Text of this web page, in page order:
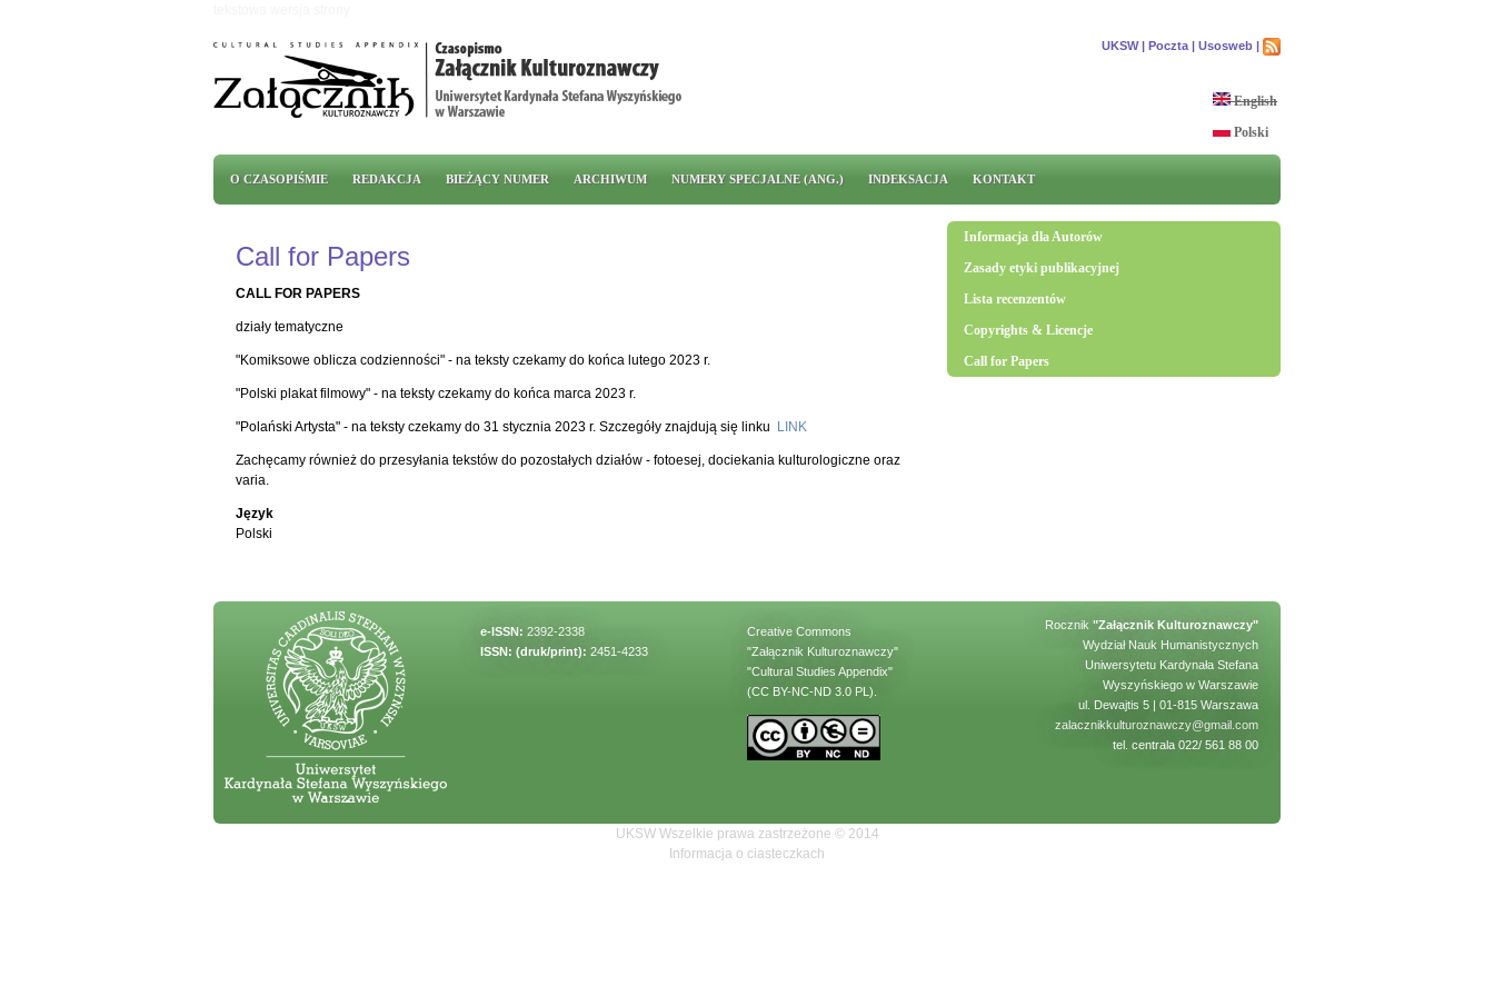
UKSW | Poczta | Usosweb |
English
Polski
Menu główne
O CZASOPIŚMIE REDAKCJA BIEŻĄCY NUMER ARCHIWUM NUMERY SPECJALNE (ANG.) INDEKSACJA KONTAKT
Call for Papers
CALL FOR PAPERS
działy tematyczne
"Komiksowe oblicza codzienności" - na teksty czekamy do końca lutego 2023 r.
"Polski plakat filmowy" - na teksty czekamy do końca marca 2023 r.
"Polański Artysta" - na teksty czekamy do 31 stycznia 2023 r. Szczegóły znajdują się linku LINK
Zachęcamy również do przesyłania tekstów do pozostałych działów - fotoesej, dociekania kulturologiczne oraz
varia.
Język
Polski
Informacja dla Autorów
Zasady etyki publikacyjnej
Lista recenzentów
Copyrights & Licencje
Call for Papers
e-ISSN: 2392-2338
ISSN: (druk/print): 2451-4233
Creative Commons
"Załącznik Kulturoznawczy"
"Cultural Studies Appendix"
(CC BY-NC-ND 3.0 PL).
Rocznik "Załącznik Kulturoznawczy"
Wydział Nauk Humanistycznych
Uniwersytetu Kardynała Stefana
Wyszyńskiego w Warszawie
ul. Dewajtis 5 | 01-815 Warszawa
zalacznikkulturoznawczy@gmail.com
tel. centrala 022/ 561 88 00
UKSW Wszelkie prawa zastrzeżone © 2014
Informacja o ciasteczkach